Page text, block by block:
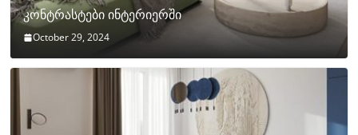
კონტრასტები ინტერიერში
October 29, 2024